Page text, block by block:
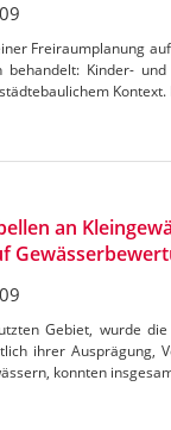
Freiraumplanung
Kinder-
an
Gebiet, wurde
ihrer Ausprägung,
konnten